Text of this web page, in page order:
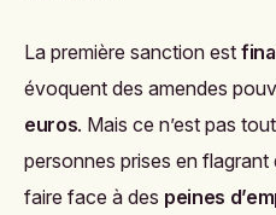
La première sanction est
évoquent des amendes
euros. Mais ce n’est pas
personnes prises en
faire face à des peines